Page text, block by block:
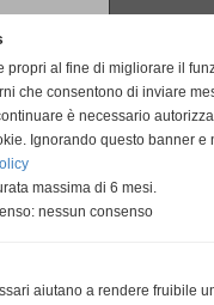
propri al fine di migliorare il
che consentono di inviare
è necessario
Ignorando questo banner
massima di 6 mesi.
nessun consenso
aiutano a rendere fruibile